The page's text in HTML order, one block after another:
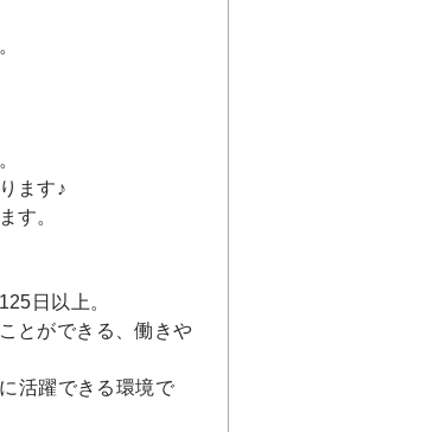
ます♪
す。
日以上。
とができる、働きや
活躍できる環境で